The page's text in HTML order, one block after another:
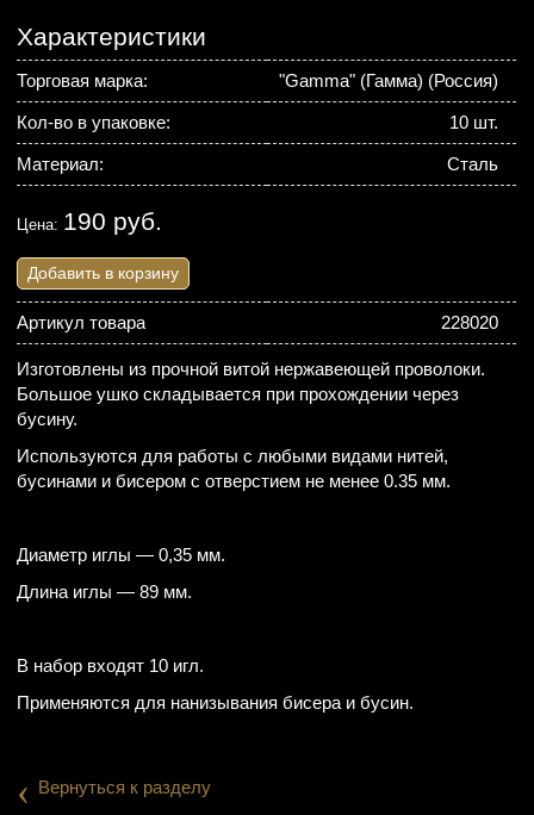
Характеристики
Торговая марка: "Gamma" (Гамма) (Россия)
Кол-во в упаковке: 10 шт.
Материал: Сталь
Цена: 190 руб.
Добавить в корзину
Артикул товара 228020
Изготовлены из прочной витой нержавеющей проволоки.
Большое ушко складывается при прохождении через
бусину.
Используются для работы с любыми видами нитей,
бусинами и бисером с отверстием не менее 0.35 мм.
Диаметр иглы — 0,35 мм.
Длина иглы — 89 мм.
В набор входят 10 игл.
Применяются для нанизывания бисера и бусин.
‹ Вернуться к разделу